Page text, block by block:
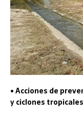
• Acciones de
y ciclones tropicales